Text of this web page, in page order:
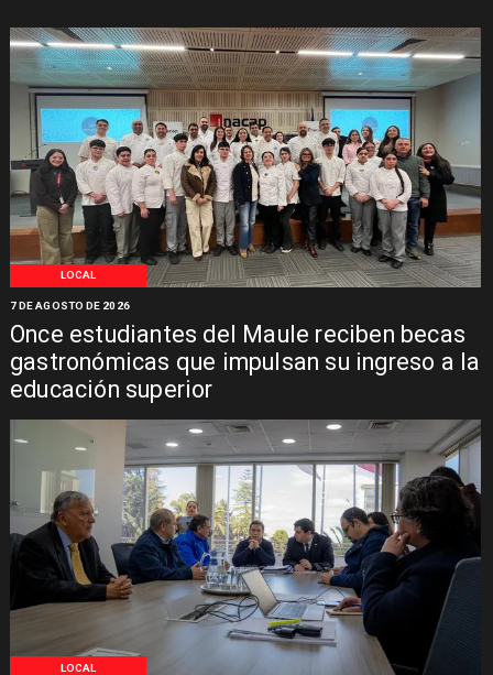
LOCAL
Once estudiantes del Maule reciben becas
gastronómicas que impulsan su ingreso a la
educación superior
7 DE AGOSTO DE 2026
LOCAL